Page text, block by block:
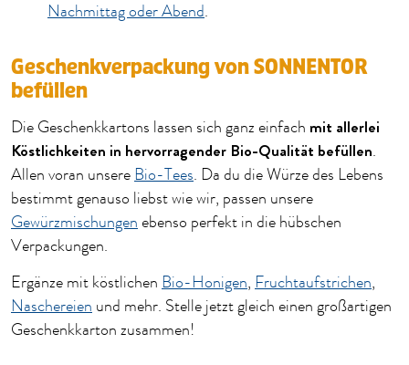
Nachmittag oder Abend.
Geschenkverpackung von SONNENTOR
befüllen
Die Geschenkkartons lassen sich ganz einfach mit allerlei
Köstlichkeiten in hervorragender Bio-Qualität befüllen.
Allen voran unsereBio-Tees. Da du die Würze des Lebens
bestimmt genauso liebst wie wir, passen unsere
Gewürzmischungenebenso perfekt in die hübschen
Verpackungen.
Ergänze mit köstlichen Bio-Honigen, Fruchtaufstrichen,
Naschereien und mehr. Stelle jetzt gleich einen großartigen
Geschenkkarton zusammen!